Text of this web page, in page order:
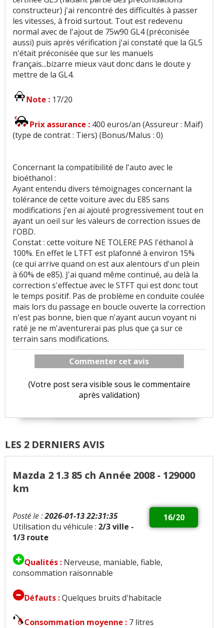
constructeur) j'ai rencontré des difficultés à passer
les vitesses, à froid surtout. Tout est redevenu
normal avec de l'ajout de 75w90 GL4 (préconisée
aussi) puis après vérification j'ai constaté que la GL5
n'était préconisée que sur les manuels
français...bizarre mieux vaut donc dans le doute y
mettre de la GL4.
Note : 17/20
Prix assurance : 400 euros/an (Assureur : Maif)
(type de contrat : Tiers) (Bonus/Malus : 0)
Concernant la compatibilité de l'auto avec le
bioéthanol :
Ayant entendu divers témoignages concernant la
tolérance de cette voiture avec du E85 sans
modifications j'en ai ajouté progressivement tout en
ayant un oeil sur les valeurs de correction issues de
l'OBD.
Constat : cette voiture NE TOLERE PAS l'éthanol à
100%. En effet le LTFT est plafonné à environ 15%
(ce qui arrive quand on est aux alentours d'un plein
à 60% de e85). J'ai quand même continué, au delà la
correction s'effectue avec le STFT qui est donc tout
le temps positif. Pas de problème en conduite coulée
mais lors du passage en boucle ouverte la correction
n'est pas bonne, bien que n'ayant aucun voyant ni
raté je ne m'aventurerai pas plus que ça sur ce
terrain sans modifications.
Commenter cet avis
(Votre post sera visible sous le commentaire
après validation)
LES 2 DERNIERS AVIS
Mazda 2 1.3 85 ch Année 2008 - 129000
km
16/20
Posté le :2026-01-13 22:31:35
Utilisation du véhicule : 2/3 ville -
1/3 route
Qualités : Nerveuse, maniable, fiable,
consommation raisonnable
Défauts :Quelques bruits d'habitacle
Consommation moyenne : 7 litres